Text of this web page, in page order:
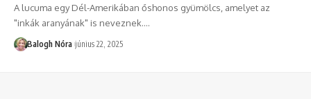
A lucuma egy Dél-Amerikában őshonos gyümölcs, amelyet az
"inkák aranyának" is neveznek.…
Balogh Nóra június 22, 2025